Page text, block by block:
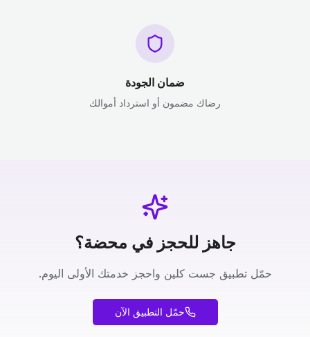
ضمان الجودة
رضاك مضمون أو استرداد أموالك
جاهز للحجز في محضة؟
حمّل تطبيق جست كلين واحجز خدمتك الأولى اليوم.
حمّل التطبيق الآن